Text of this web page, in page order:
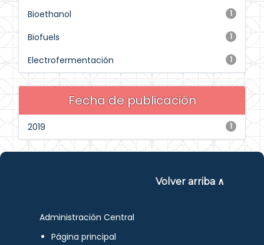
1
Bioethanol
1
Biofuels
1
Electrofermentación
Fecha de publicación
1
2019
Volver arriba ∧
Administración Central
Página principal